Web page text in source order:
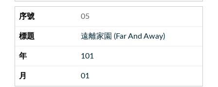
05
遠離家園 (Far And Away)
101
01